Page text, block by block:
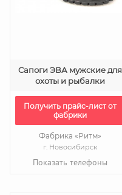
Cапоги ЭВА мужские для
охоты и рыбалки
Получить прайс-лист от
фабрики
Фабрика «Ритм»
г. Новосибирск
Показать телефоны